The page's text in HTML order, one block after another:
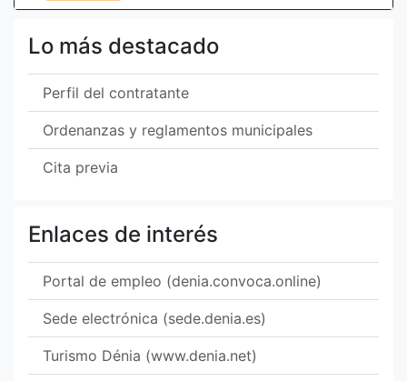
Lo más destacado
Perfil del contratante
Ordenanzas y reglamentos municipales
Cita previa
Enlaces de interés
Portal de empleo (denia.convoca.online)
Sede electrónica (sede.denia.es)
Turismo Dénia (www.denia.net)